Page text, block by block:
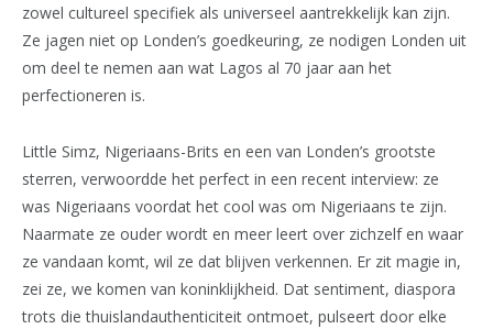
zowel cultureel specifiek als universeel aantrekkelijk kan zijn.
Ze jagen niet op Londen’s goedkeuring, ze nodigen Londen uit
om deel te nemen aan wat Lagos al 70 jaar aan het
perfectioneren is.
Little Simz, Nigeriaans-Brits en een van Londen’s grootste
sterren, verwoordde het perfect in een recent interview: ze
was Nigeriaans voordat het cool was om Nigeriaans te zijn.
Naarmate ze ouder wordt en meer leert over zichzelf en waar
ze vandaan komt, wil ze dat blijven verkennen. Er zit magie in,
zei ze, we komen van koninklijkheid. Dat sentiment, diaspora
trots die thuislandauthenticiteit ontmoet, pulseert door elke